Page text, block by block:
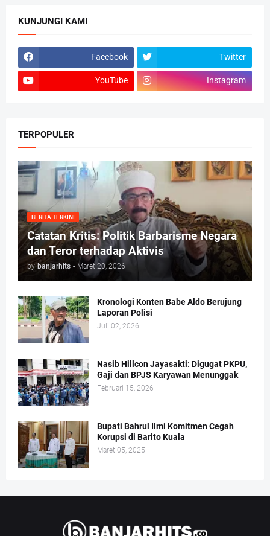
KUNJUNGI KAMI
Facebook Twitter
YouTube Instagram
TERPOPULER
BERITA TERKINI
Catatan Kritis: Politik Barbarisme Negara
dan Teror terhadap Aktivis
by banjarhits - Maret 20, 2026
Kronologi Konten Babe Aldo Berujung
Laporan Polisi
Juli 02, 2026
Nasib Hillcon Jayasakti: Digugat PKPU,
Gaji dan BPJS Karyawan Menunggak
Februari 15, 2026
Bupati Bahrul Ilmi Komitmen Cegah
Korupsi di Barito Kuala
Maret 05, 2025